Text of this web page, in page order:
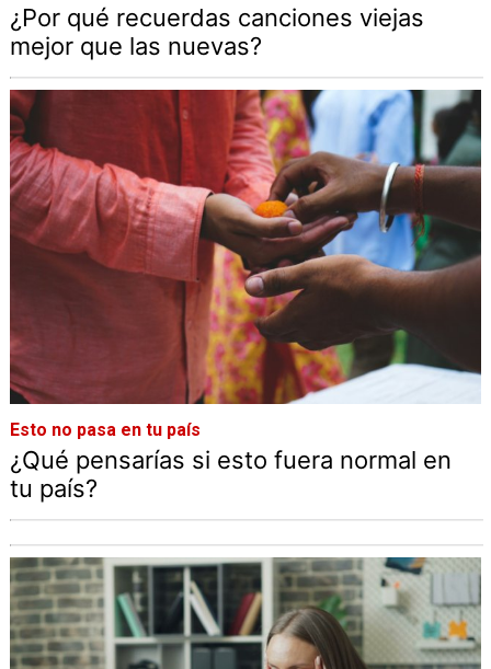
¿Por qué recuerdas canciones viejas
mejor que las nuevas?
Esto no pasa en tu país
¿Qué pensarías si esto fuera normal en
tu país?